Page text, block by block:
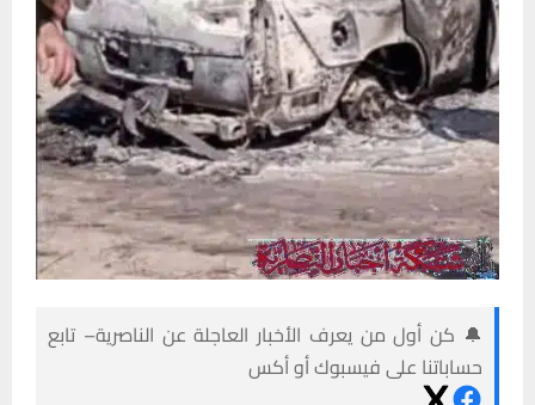
🔔 كن أول من يعرف الأخبار العاجلة عن الناصرية– تابع
حساباتنا على فيسبوك أو أكس